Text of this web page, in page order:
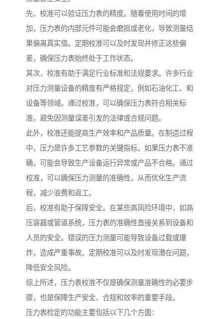
先，校准可以验证压力表的精度。随着使用时间的增
加，压力表的内部元件可能会磨损或老化，导致测量结
果偏离真实值。定期校准可以及时发现并修正这些偏
差，确保压力表始终处于工作状态。
其次，校准有助于满足行业标准和法规要求。许多行业
对压力测量设备的精度有严格规定，例如石油化工、和
设备等领域。通过校准，可以确保压力表符合相关标
准，避免因测量误差引发的法律或合规问题。
此外，校准还能提高生产效率和产品质量。在制造过程
中，压力是许多工艺参数的关键指标。如果压力表不准
确，可能会导致生产设备运行异常或产品不合格。通过
校准，可以确保压力测量的准确性，从而优化生产流
程，减少浪费和返工。
后，校准有助于保障安全。在某些高风险环境中，如高
压容器或管道系统，压力表的准确性直接关系到设备和
人员的安全。错误的压力测量可能导致设备过载或爆
炸，造成严重事故。定期校准可以及时发现潜在问题，
降低安全风险。
综上所述，压力表校准不仅是确保测量准确性的必要步
骤，也是保障生产安全、合规和效率的重要手段。
压力表检定的功能主要包括以下几个方面：